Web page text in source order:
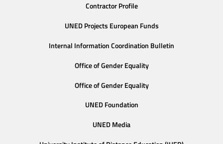
Contractor Profile
UNED Projects European Funds
Internal Information Coordination Bulletin
Office of Gender Equality
Office of Gender Equality
UNED Foundation
UNED Media